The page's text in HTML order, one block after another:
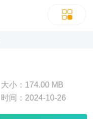
大小： 174.00 MB
时间： 2024-10-26